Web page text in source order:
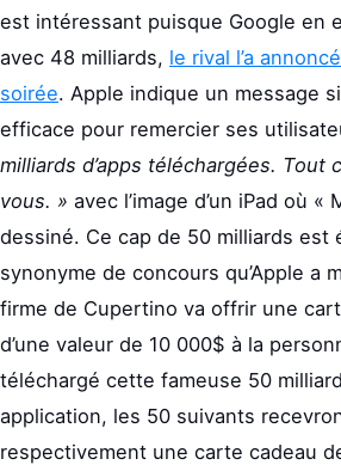
est intéressant puisque Google en
avec 48 milliards, le rival l’a
soirée. Apple indique un message
efficace pour remercier ses
milliards d’apps téléchargées. Tout
vous. » avec l’image d’un iPad où «
dessiné. Ce cap de 50 milliards est
synonyme de concours qu’Apple a
firme de Cupertino va offrir une
d’une valeur de 10 000$ à la
téléchargé cette fameuse 50
application, les 50 suivants
respectivement une carte cadeau